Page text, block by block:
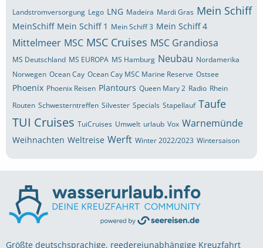
Landstromversorgung Lego LNG Madeira Mardi Gras Mein Schiff
MeinSchiff Mein Schiff 1 Mein Schiff 3 Mein Schiff 4
Mittelmeer MSC MSC Cruises MSC Grandiosa
MS Deutschland MS EUROPA MS Hamburg Neubau Nordamerika
Norwegen Ocean Cay Ocean Cay MSC Marine Reserve Ostsee
Phoenix Phoenix Reisen Plantours Queen Mary 2 Radio Rhein
Routen Schwesterntreffen Silvester Specials Stapellauf Taufe
TUI Cruises TuiCruises Umwelt urlaub Vox Warnemünde
Weihnachten Weltreise Werft Winter 2022/2023 Wintersaison
Größte deutschsprachige, reedereiunabhängige Kreuzfahrt